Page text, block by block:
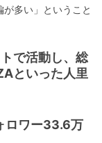
が多い」ということ
で活動し、総
といった人里
ワー33.6万